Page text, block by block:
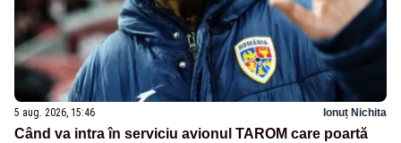
5 aug. 2026, 15:46 Ionuț Nichita
Când va intra în serviciu avionul TAROM care poartă